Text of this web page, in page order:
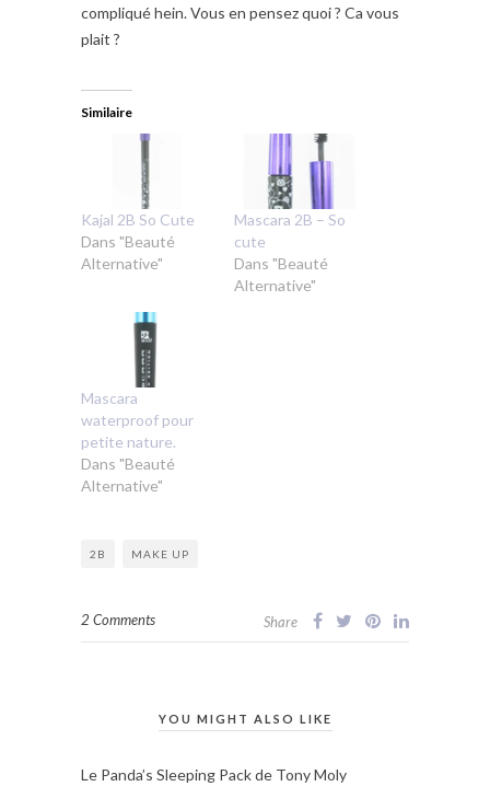
compliqué hein. Vous en pensez quoi ? Ca vous
plait ?
Similaire
Kajal 2B So Cute
Dans "Beauté
Alternative"
Mascara 2B – So
cute
Dans "Beauté
Alternative"
Mascara
waterproof pour
petite nature.
Dans "Beauté
Alternative"
2B MAKE UP
2 Comments Share
YOU MIGHT ALSO LIKE
Le Panda’s Sleeping Pack de Tony Moly